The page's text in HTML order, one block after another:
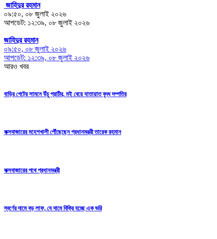
জাহিদুর রহমান
০৯:৫০, ০৮ জুলাই ২০২৬
আপডেট: ১২:৩৯, ০৮ জুলাই ২০২৬
জাহিদুর রহমান
০৯:৫০, ০৮ জুলাই ২০২৬
আপডেট: ১২:৩৯, ০৮ জুলাই ২০২৬
আরও খবর
বাড়ির গেটের সামনে উঁচু প্রাচীর, মই বেয়ে যাতায়াত বৃদ্ধ দম্পতির
কক্সবাজারের মহেশখালী পৌঁছেছেন প্রধানমন্ত্রী তারেক রহমান
কক্সবাজারের পথে প্রধানমন্ত্রী
স্বর্ণের দামে বড় লাফ, যে দামে বিক্রি হচ্ছে এক ভরি